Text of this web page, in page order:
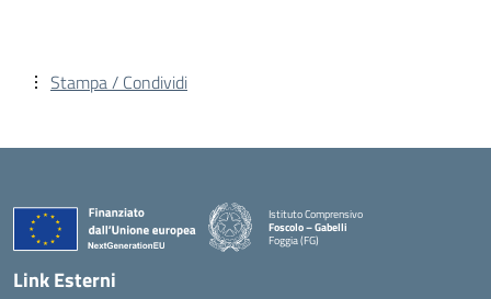
Stampa / Condividi
Istituto Comprensivo
Foscolo – Gabelli
Foggia (FG)
— Visita la pagina iniziale della scuola
Link Esterni